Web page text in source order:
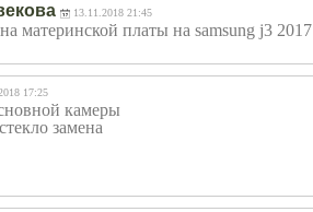
13.11.2018 21:45
материнской платы на samsung j3
17:25
камеры
замена